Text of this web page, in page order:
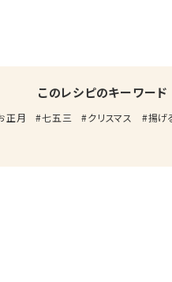
このレシピのキーワード
正月 七五三 クリスマス 揚げ